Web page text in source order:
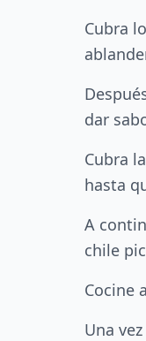
Cubra
dar
Cubra
hasta
A
chile
Cocine
Una